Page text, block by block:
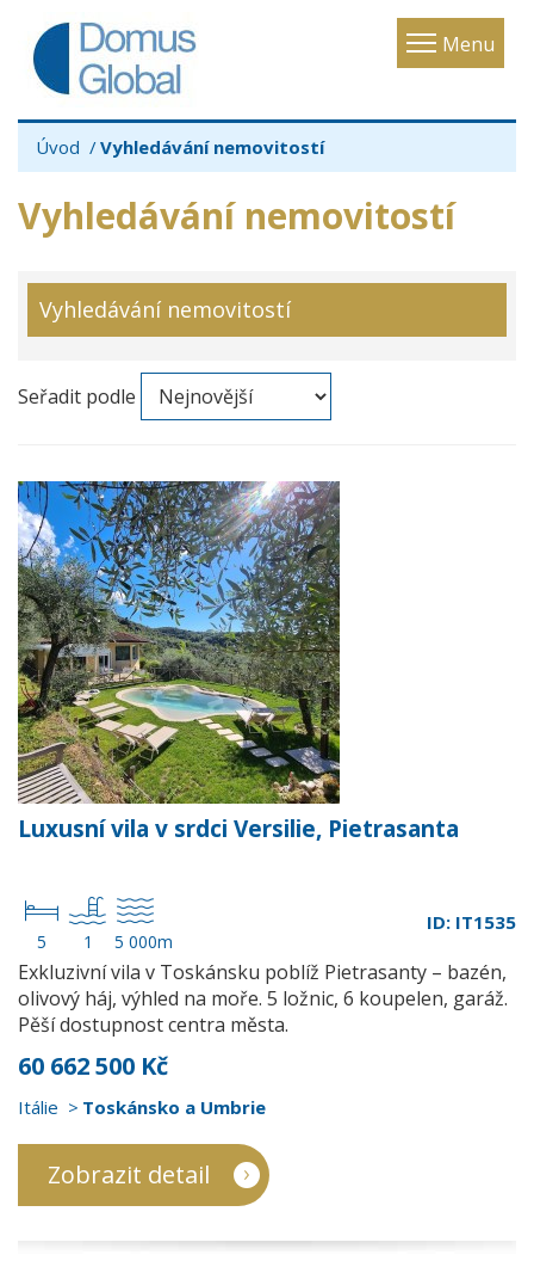
Menu
Toggle
Úvod Vyhledávání nemovitostí
Vyhledávání nemovitostí
Vyhledávání nemovitostí
Seřadit podle
Luxusní vila v srdci Versilie, Pietrasanta
5 1 5 000m
ID: IT1535
Exkluzivní vila v Toskánsku poblíž Pietrasanty – bazén,
olivový háj, výhled na moře. 5 ložnic, 6 koupelen, garáž.
Pěší dostupnost centra města.
60 662 500 Kč
Itálie Toskánsko a Umbrie
Zobrazit detail